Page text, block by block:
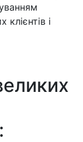
і